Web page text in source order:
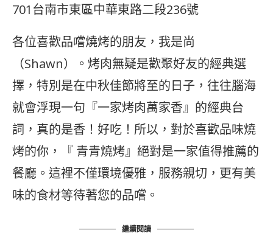
701台南市東區中華東路二段236號
各位喜歡品嚐燒烤的朋友，我是尚
（Shawn）。烤肉無疑是歡聚好友的經典選
擇，特別是在中秋佳節將至的日子，往往腦海
就會浮現一句『一家烤肉萬家香』的經典台
詞，真的是香！好吃！所以，對於喜歡品味燒
烤的你，『 青青燒烤』絕對是一家值得推薦的
餐廳。這裡不僅環境優雅，服務親切，更有美
味的食材等待著您的品嚐。
繼續閱讀